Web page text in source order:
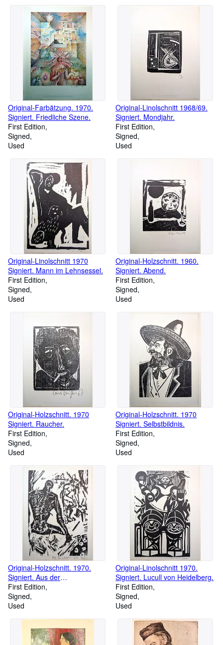
Original-Farbätzung. 1970.
Signiert. Friedliche Szene.
First Edition
Signed
Used
Original-Linolschnitt 1968/69.
Signiert. Mondjahr.
First Edition
Signed
Used
Original-Linolschnitt 1970
Signiert. Mann im Lehnsessel.
First Edition
Signed
Used
Original-Holzschnitt. 1960.
Signiert. Abend.
First Edition
Signed
Used
Original-Holzschnitt. 1970
Signiert. Raucher.
First Edition
Signed
Used
Original-Holzschnitt. 1970
Signiert. Selbstbildnis.
First Edition
Signed
Used
Original-Holzschnitt. 1970.
Signiert. Aus der
Morgenzeitung.
First Edition
Signed
Used
Original-Linolschnitt 1970.
Signiert. Lucull von Heidelberg.
First Edition
Signed
Used